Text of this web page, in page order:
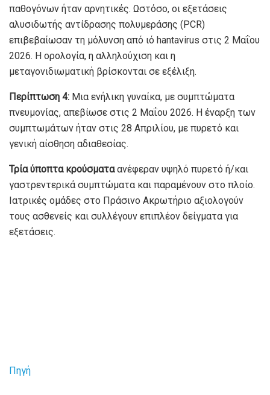
παθογόνων ήταν αρνητικές. Ωστόσο, οι εξετάσεις
αλυσιδωτής αντίδρασης πολυμεράσης (PCR)
επιβεβαίωσαν τη μόλυνση από ιό hantavirus στις 2 Μαΐου
2026. Η ορολογία, η αλληλούχιση και η
μεταγονιδιωματική βρίσκονται σε εξέλιξη.
Περίπτωση 4: Μια ενήλικη γυναίκα, με συμπτώματα
πνευμονίας, απεβίωσε στις 2 Μαΐου 2026. Η έναρξη των
συμπτωμάτων ήταν στις 28 Απριλίου, με πυρετό και
γενική αίσθηση αδιαθεσίας.
Τρία ύποπτα κρούσματαανέφεραν υψηλό πυρετό ή/και
γαστρεντερικά συμπτώματα και παραμένουν στο πλοίο.
Ιατρικές ομάδες στο Πράσινο Ακρωτήριο αξιολογούν
τους ασθενείς και συλλέγουν επιπλέον δείγματα για
εξετάσεις.
Πηγή